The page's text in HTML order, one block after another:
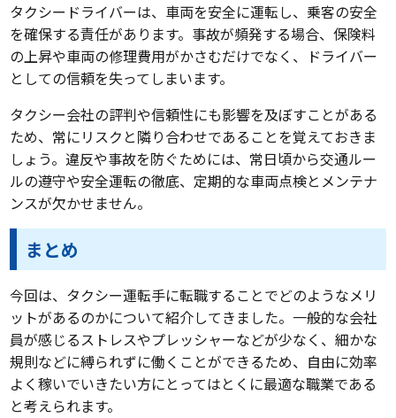
タクシードライバーは、車両を安全に運転し、乗客の安全
を確保する責任があります。事故が頻発する場合、保険料
の上昇や車両の修理費用がかさむだけでなく、ドライバー
としての信頼を失ってしまいます。
タクシー会社の評判や信頼性にも影響を及ぼすことがある
ため、常にリスクと隣り合わせであることを覚えておきま
しょう。違反や事故を防ぐためには、常日頃から交通ルー
ルの遵守や安全運転の徹底、定期的な車両点検とメンテナ
ンスが欠かせません。
まとめ
今回は、タクシー運転手に転職することでどのようなメリ
ットがあるのかについて紹介してきました。一般的な会社
員が感じるストレスやプレッシャーなどが少なく、細かな
規則などに縛られずに働くことができるため、自由に効率
よく稼いでいきたい方にとってはとくに最適な職業である
と考えられます。